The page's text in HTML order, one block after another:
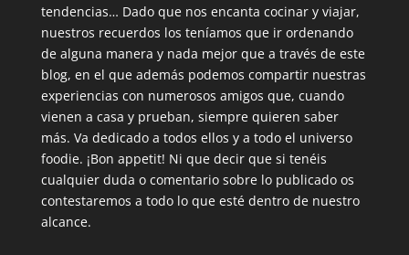
tendencias… Dado que nos encanta cocinar y viajar,
nuestros recuerdos los teníamos que ir ordenando
de alguna manera y nada mejor que a través de este
blog, en el que además podemos compartir nuestras
experiencias con numerosos amigos que, cuando
vienen a casa y prueban, siempre quieren saber
más. Va dedicado a todos ellos y a todo el universo
foodie. ¡Bon appetit! Ni que decir que si tenéis
cualquier duda o comentario sobre lo publicado os
contestaremos a todo lo que esté dentro de nuestro
alcance.